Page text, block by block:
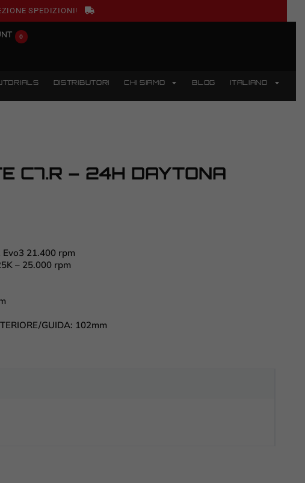
SPEDIZIONI!
0
DISTRIBUTORI CHI SIAMO BLOG ITALIANO
C7.R – 24H DAYTONA
Evo3 21.400 rpm
– 25.000 rpm
GUIDA: 102mm